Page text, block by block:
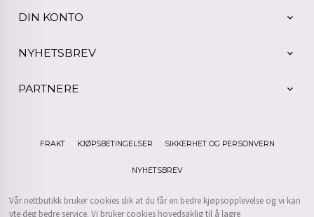
DIN KONTO
NYHETSBREV
PARTNERE
FRAKT KJØPSBETINGELSER SIKKERHET OG PERSONVERN
NYHETSBREV
Vår nettbutikk bruker cookies slik at du får en bedre kjøpsopplevelse og vi kan
yte deg bedre service. Vi bruker cookies hovedsaklig til å lagre